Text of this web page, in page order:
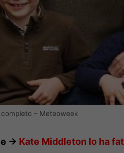
– Meteoweek
-> Kate Middleton lo ha